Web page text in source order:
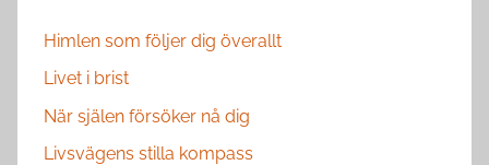
Himlen som följer dig överallt
Livet i brist
När själen försöker nå dig
Livsvägens stilla kompass